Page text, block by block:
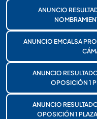
ANUNCIO
ANUNCIO EMCALSA
ANUNCIO
OPOSICIÓN 1
ANUNCIO
OPOSICIÓN 1